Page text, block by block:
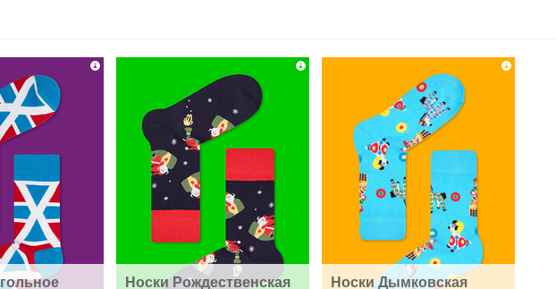
Носки Рождественская
Носки Дымковская